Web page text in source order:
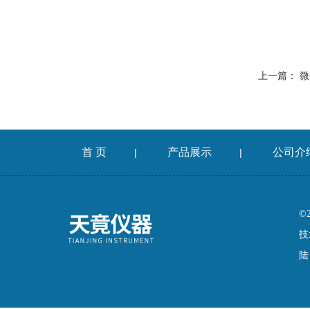
上一篇：
首 页 | 产品展示 | 公司介
陆